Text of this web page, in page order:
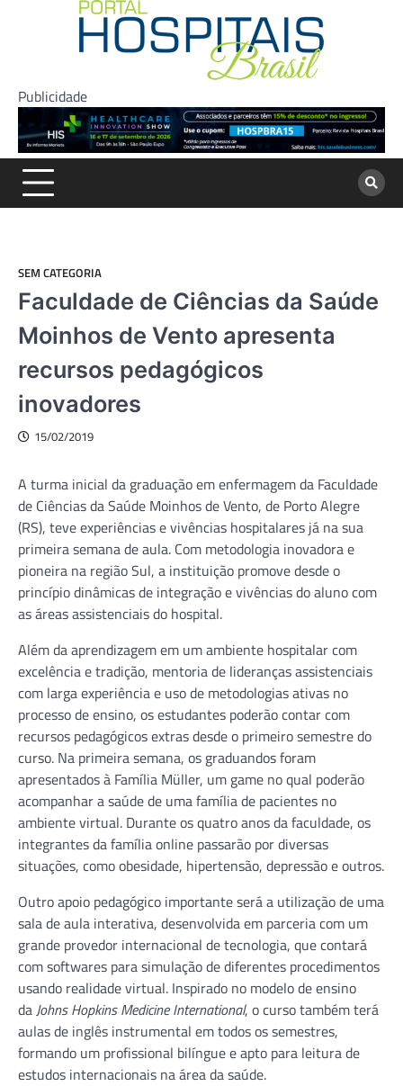
Publicidade
SEM CATEGORIA
Faculdade de Ciências da Saúde
Moinhos de Vento apresenta
recursos pedagógicos
inovadores
15/02/2019
A turma inicial da graduação em enfermagem da Faculdade
de Ciências da Saúde Moinhos de Vento, de Porto Alegre
(RS), teve experiências e vivências hospitalares já na sua
primeira semana de aula. Com metodologia inovadora e
pioneira na região Sul, a instituição promove desde o
princípio dinâmicas de integração e vivências do aluno com
as áreas assistenciais do hospital.
Além da aprendizagem em um ambiente hospitalar com
excelência e tradição, mentoria de lideranças assistenciais
com larga experiência e uso de metodologias ativas no
processo de ensino, os estudantes poderão contar com
recursos pedagógicos extras desde o primeiro semestre do
curso. Na primeira semana, os graduandos foram
apresentados à Família Müller, um game no qual poderão
acompanhar a saúde de uma família de pacientes no
ambiente virtual. Durante os quatro anos da faculdade, os
integrantes da família online passarão por diversas
situações, como obesidade, hipertensão, depressão e outros.
Outro apoio pedagógico importante será a utilização de uma
sala de aula interativa, desenvolvida em parceria com um
grande provedor internacional de tecnologia, que contará
com softwares para simulação de diferentes procedimentos
usando realidade virtual. Inspirado no modelo de ensino
da Johns Hopkins Medicine International, o curso também terá
aulas de inglês instrumental em todos os semestres,
formando um profissional bilíngue e apto para leitura de
estudos internacionais na área da saúde.